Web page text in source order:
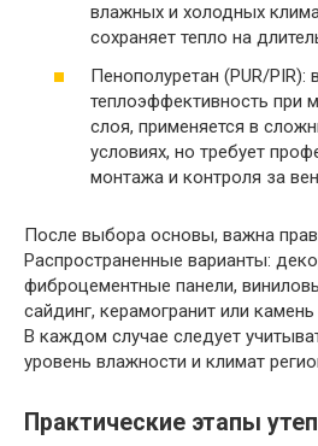
влажных и холодных
сохраняет тепло на
Пенополуретан (PUR/PIR):
теплоэффективность при
слоя, применяется в
условиях, но требует
монтажа и контроля за
После выбора основы, важна
Распространенные варианты:
фиброцементные панели,
сайдинг, керамогранит или
В каждом случае следует
уровень влажности и климат
Практические этапы